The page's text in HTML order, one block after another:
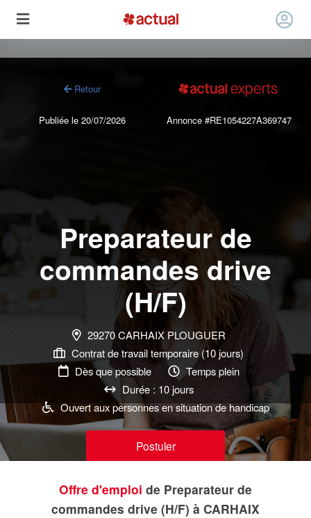
Retour
Publiée le 20/07/2026 Annonce #RE1054227A369747
Preparateur de
commandes drive
(H/F)
29270 CARHAIX PLOUGUER
Contrat de travail temporaire (10 jours)
Dès que possible
Temps plein
Durée : 10 jours
Ouvert aux personnes en situation de handicap
Postuler
Offre d'emploi de Preparateur de
commandes drive (H/F) à CARHAIX